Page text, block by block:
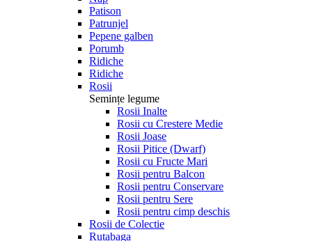
Patison
Patrunjel
Pepene galben
Porumb
Ridiche
Ridiche
Rosii
Semințe legume
Rosii Inalte
Rosii cu Crestere Medie
Rosii Joase
Rosii Pitice (Dwarf)
Rosii cu Fructe Mari
Rosii pentru Balcon
Rosii pentru Conservare
Rosii pentru Sere
Rosii pentru cimp deschis
Rosii de Colectie
Rutabaga